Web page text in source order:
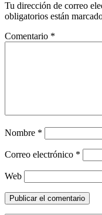
Tu dirección de correo
obligatorios están
Comentario *
Nombre *
Correo electrónico *
Web